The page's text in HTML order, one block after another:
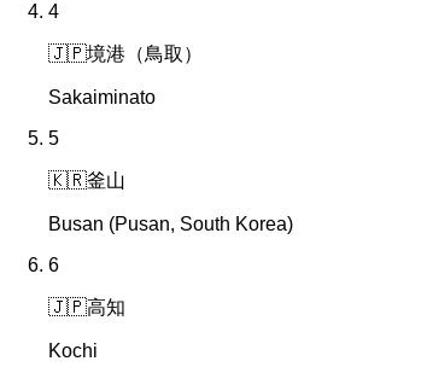
4
🇯🇵境港（鳥取）
Sakaiminato
5
🇰🇷釜山
Busan (Pusan, South Korea)
6
🇯🇵高知
Kochi